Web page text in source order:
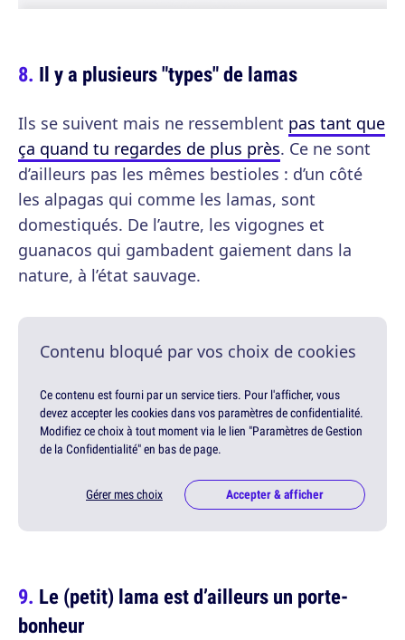
Il y a plusieurs "types" de lamas
Ils se suivent mais ne ressemblent pas tant que
ça quand tu regardes de plus près. Ce ne sont
d’ailleurs pas les mêmes bestioles : d’un côté
les alpagas qui comme les lamas, sont
domestiqués. De l’autre, les vigognes et
guanacos qui gambadent gaiement dans la
nature, à l’état sauvage.
Contenu bloqué par vos choix de cookies
Ce contenu est fourni par un service tiers. Pour l'afficher, vous
devez accepter les cookies dans vos paramètres de confidentialité.
Modifiez ce choix à tout moment via le lien "Paramètres de Gestion
de la Confidentialité" en bas de page.
Gérer mes choix Accepter & afficher
Le (petit) lama est d’ailleurs un porte-
bonheur